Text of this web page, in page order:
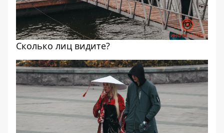
Сколько лиц видите?